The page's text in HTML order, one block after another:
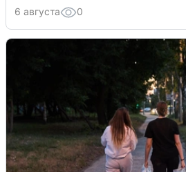
6 августа 0